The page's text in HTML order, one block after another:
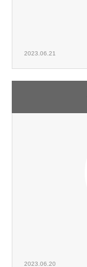
2023.06.21
2023.06.20